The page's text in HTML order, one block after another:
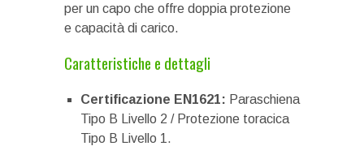
per un capo che offre doppia protezione
e capacità di carico.
Caratteristiche e dettagli
Certificazione EN1621: Paraschiena
Tipo B Livello 2 / Protezione toracica
Tipo B Livello 1.